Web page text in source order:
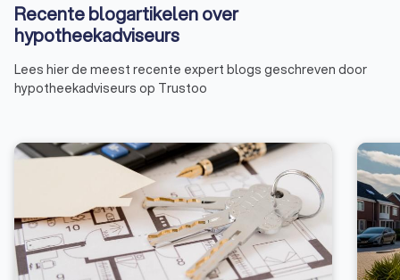
Recente blogartikelen over
hypotheekadviseurs
Lees hier de meest recente expert blogs geschreven door
hypotheekadviseurs op Trustoo